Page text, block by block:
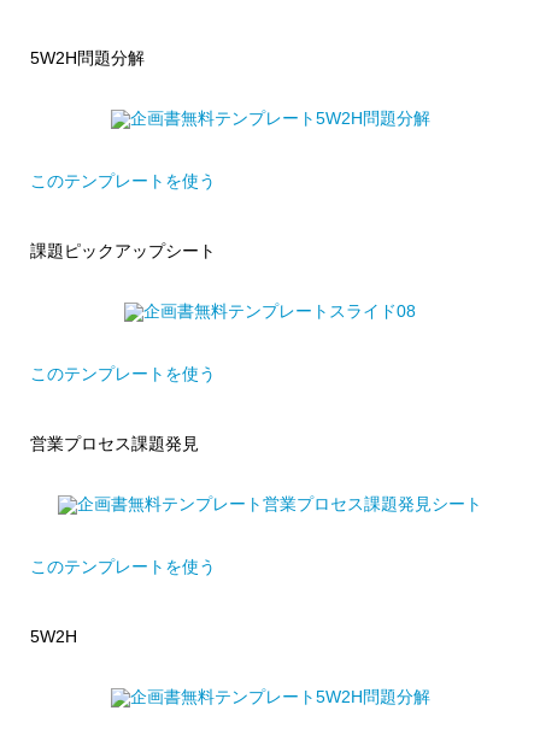
5W2H問題分解
このテンプレートを使う
課題ピックアップシート
このテンプレートを使う
営業プロセス課題発見
このテンプレートを使う
5W2H